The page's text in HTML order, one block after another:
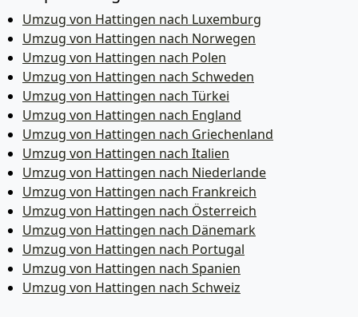
Umzug von Hattingen nach Luxemburg
Umzug von Hattingen nach Norwegen
Umzug von Hattingen nach Polen
Umzug von Hattingen nach Schweden
Umzug von Hattingen nach Türkei
Umzug von Hattingen nach England
Umzug von Hattingen nach Griechenland
Umzug von Hattingen nach Italien
Umzug von Hattingen nach Niederlande
Umzug von Hattingen nach Frankreich
Umzug von Hattingen nach Österreich
Umzug von Hattingen nach Dänemark
Umzug von Hattingen nach Portugal
Umzug von Hattingen nach Spanien
Umzug von Hattingen nach Schweiz